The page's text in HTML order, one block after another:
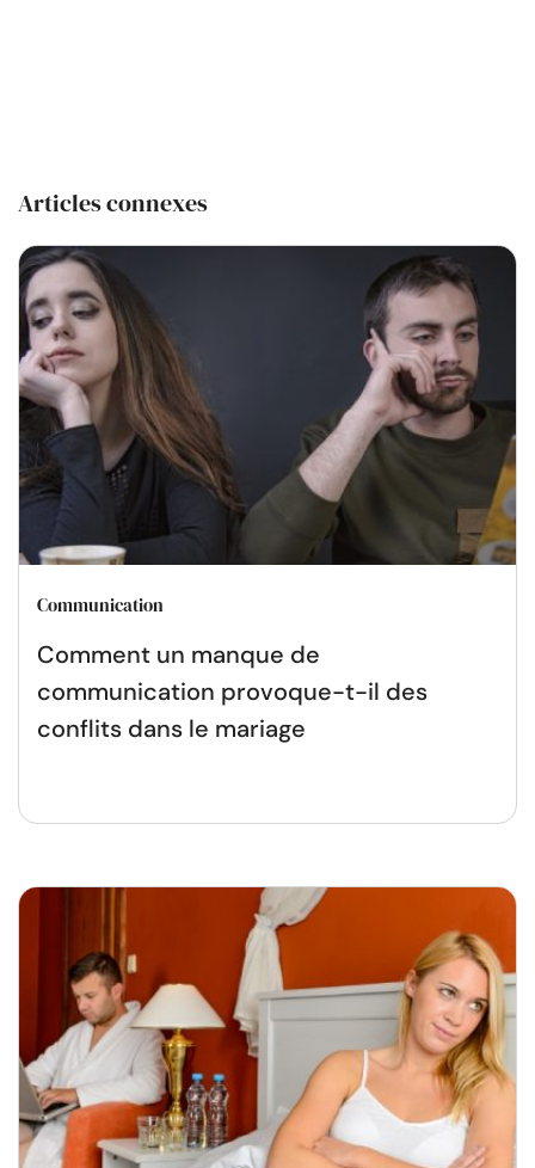
Articles connexes
Communication
Comment un manque de
communication provoque-t-il des
conflits dans le mariage